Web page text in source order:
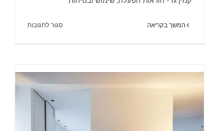
המשך בקריאה סגור לתגובותעל
שימוש
בטיחות